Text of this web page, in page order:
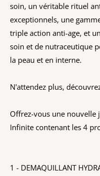
soin, un véritable rituel
exceptionnels, une
triple action anti-age, et
soin et de nutraceutique
la peau et en interne.
N'attendez plus,
Offrez-vous une nouvelle
Infinite contenant les 4
1 - DEMAQUILLANT